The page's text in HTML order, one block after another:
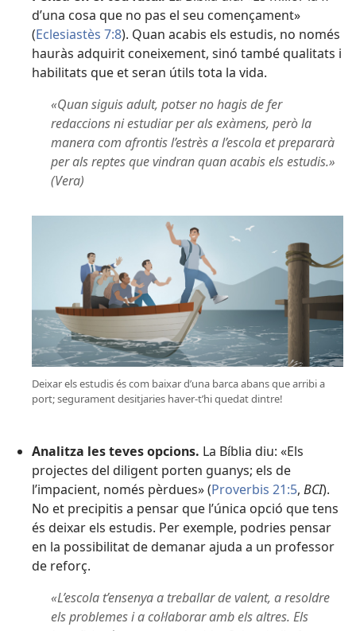
d’una cosa que no pas el seu començament»
(Eclesiastès 7:8). Quan acabis els estudis, no només
hauràs adquirit coneixement, sinó també qualitats i
habilitats que et seran útils tota la vida.
«Quan siguis adult, potser no hagis de fer
redaccions ni estudiar per als exàmens, però la
manera com afrontis l’estrès a l’escola et prepararà
per als reptes que vindran quan acabis els estudis.»
(Vera)
Deixar els estudis és com baixar d’una barca abans que arribi a
port; segurament desitjaries haver-t’hi quedat dintre!
Analitza les teves opcions. La Bíblia diu: «Els
projectes del diligent porten guanys; els de
l’impacient, només pèrdues» (Proverbis 21:5, BCI).
No et precipitis a pensar que l’única opció que tens
és deixar els estudis. Per exemple, podries pensar
en la possibilitat de demanar ajuda a un professor
de reforç.
«L’escola t’ensenya a treballar de valent, a resoldre
els problemes i a col·laborar amb els altres. Els